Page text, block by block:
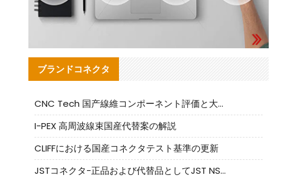
ブランドコネクタ
CNC Tech 国产線維コンポーネント評価と大量生産適合ガイド
I-PEX 高周波線束国産代替案の解説
CLIFFにおける国産コネクタテスト基準の更新
JSTコネクタ-正品および代替品としてJST NSHR-02V-Sコネクタを提供します